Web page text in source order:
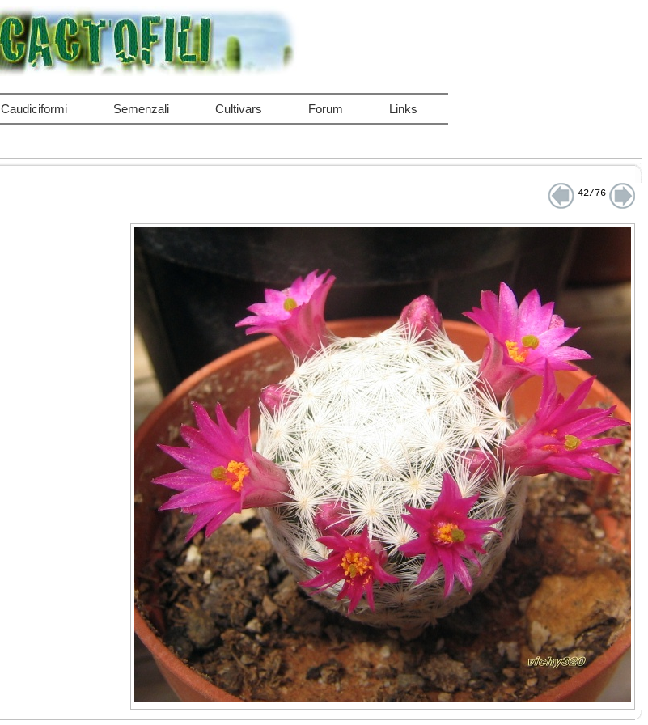
Caudiciformi Semenzali Cultivars Forum Links
42/76